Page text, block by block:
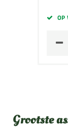
OP
Grootste